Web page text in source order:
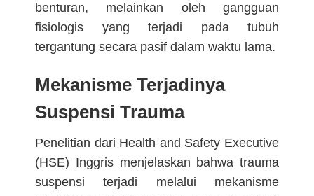
benturan, melainkan oleh gangguan
fisiologis yang terjadi pada tubuh
tergantung secara pasif dalam waktu lama.
Mekanisme Terjadinya
Suspensi Trauma
Penelitian dari Health and Safety Executive
(HSE) Inggris menjelaskan bahwa trauma
suspensi terjadi melalui mekanisme